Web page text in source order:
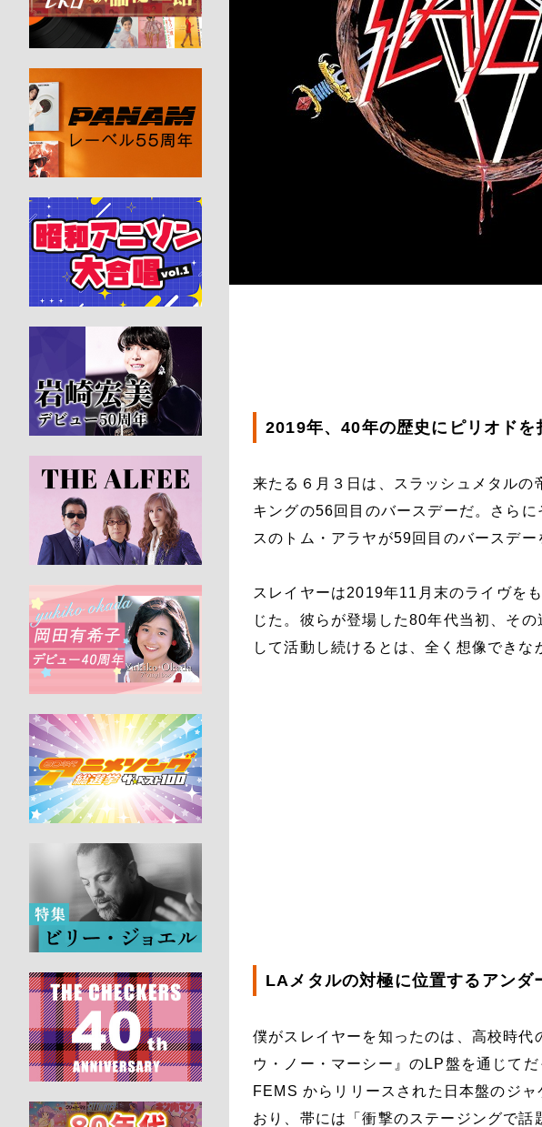
2019年、40年の歴史にピリオドを
来たる６月３日は、スラッシュメタルの
キングの56回目のバースデーだ。さら
スのトム・アラヤが59回目のバースデー
スレイヤーは2019年11月末のライヴを
じた。彼らが登場した80年代当初、そ
して活動し続けるとは、全く想像できな
LAメタルの対極に位置するアンダ
僕がスレイヤーを知ったのは、高校時代
ウ・ノー・マーシー』のLP盤を通じて
FEMS からリリースされた日本盤のジ
おり、帯には「衝撃のステージングで